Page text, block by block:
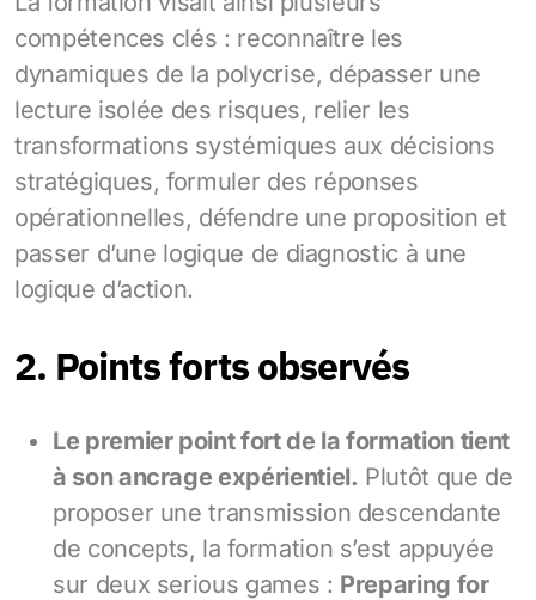
compétences clés : reconnaître les
dynamiques de la polycrise, dépasser une
lecture isolée des risques, relier les
transformations systémiques aux décisions
stratégiques, formuler des réponses
opérationnelles, défendre une proposition et
passer d’une logique de diagnostic à une
logique d’action.
2. Points forts observés
Le premier point fort de la formation tient
à son ancrage expérientiel. Plutôt que de
proposer une transmission descendante
de concepts, la formation s’est appuyée
sur deux serious games : Preparing for